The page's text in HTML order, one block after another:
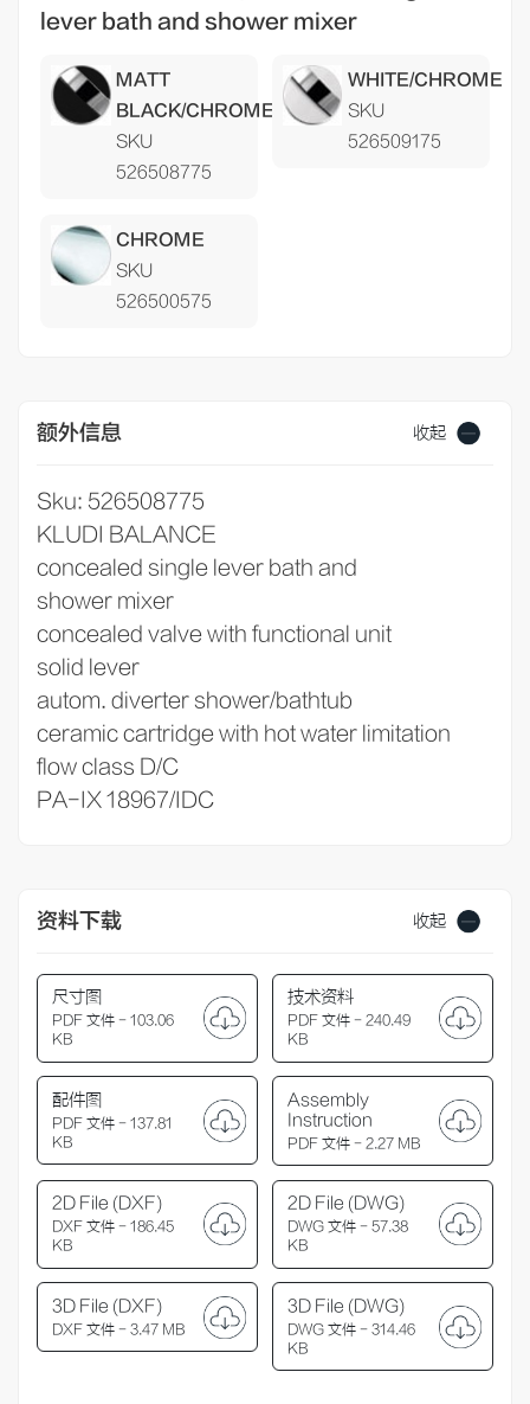
lever bath and shower mixer
MATT
BLACK/CHROME
SKU
526508775
WHITE/CHROME
SKU
526509175
CHROME
SKU
526500575
额外信息 收起
Sku: 526508775
KLUDI BALANCE
concealed single lever bath and
shower mixer
concealed valve with functional unit
solid lever
autom. diverter shower/bathtub
ceramic cartridge with hot water limitation
flow class D/C
PA-IX 18967/IDC
资料下载 收起
尺寸图
PDF 文件 - 103.06
KB
技术资料
PDF 文件 - 240.49
KB
配件图
PDF 文件 - 137.81
KB
Assembly
Instruction
PDF 文件 - 2.27 MB
2D File (DXF)
DXF 文件 - 186.45
KB
2D File (DWG)
DWG 文件 - 57.38
KB
3D File (DXF)
DXF 文件 - 3.47 MB
3D File (DWG)
DWG 文件 - 314.46
KB